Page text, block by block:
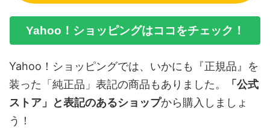
Yahoo！ショッピングはココをチェック！
Yahoo！ショッピングでは、いかにも『正規品』を
装った「純正品」表記の商品もありました。
「公式
ストア」と表記のあるショップから購入しましょ
う！